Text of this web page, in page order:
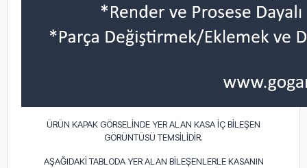
ÜRÜN KAPAK GÖRSELİNDE YER ALAN KASA İÇ BİLEŞEN
GÖRÜNTÜSÜ TEMSİLİDİR.
AŞAĞIDAKİ TABLODA YER ALAN BİLEŞENLERLE KASANIN